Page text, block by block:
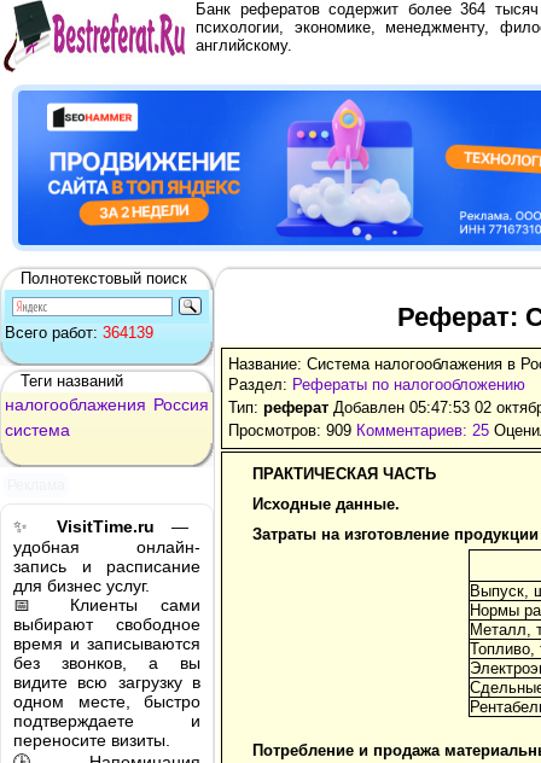
Банк рефератов содержит более 364
психологии, экономике, менеджменту,
английскому.
Полнотекстовый поиск
Всего работ: 364139
Теги названий
налогооблажения Россия
система
✨ VisitTime.ru —
удобная онлайн-
запись и расписание
для бизнес услуг.
📅 Клиенты сами
выбирают свободное
время и записываются
без звонков, а вы
видите всю загрузку в
одном месте, быстро
подтверждаете и
переносите визиты.
Реферат:
Название: Система налогооблажения в
Раздел: Рефераты по налогообложению
Тип: реферат Добавлен 05:47:53 02
Просмотров: 909 Комментариев: 25
ПРАКТИЧЕСКАЯ ЧАСТЬ
Исходные данные.
Затраты на изготовление
Выпуск,
Нормы
Металл,
Топливо,
Потребление и продажа